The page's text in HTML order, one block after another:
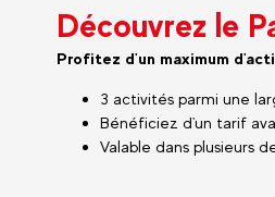
Découvrez le
Profitez d'un maximum
3 activités parmi une
Bénéficiez d'un tarif
Valable dans plusieurs